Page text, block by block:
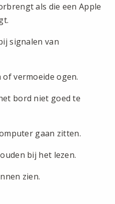
als die een Apple
signalen van
of vermoeide ogen.
bord niet goed te
gaan zitten.
bij het lezen.
zien.